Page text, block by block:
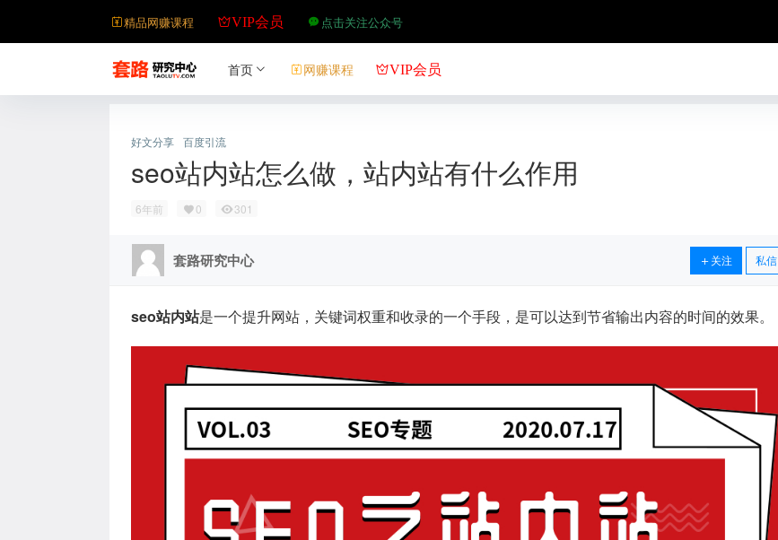
精品网赚课程 VIP会员 点击关注公众号
首页 网赚课程 VIP会员
好文分享 百度引流
seo站内站怎么做，站内站有什么作用
6年前 0 301
套路研究中心 关注 私信
seo站内站是一个提升网站，关键词权重和收录的一个手段，是可以达到节省输出内容的时间的效果。